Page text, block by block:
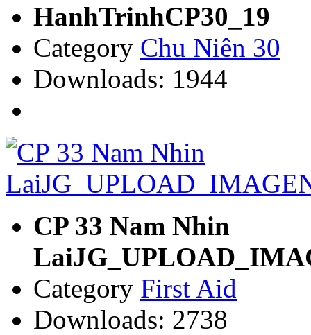
HanhTrinhCP30_19
Category Chu Niên 30
Downloads: 1944
CP 33 Nam Nhin
Category First Aid
Downloads: 2738